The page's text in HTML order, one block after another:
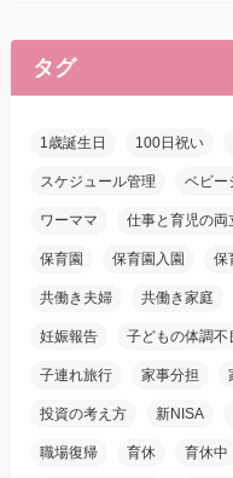
タグ
1歳誕生日 100日祝い
スケジュール管理 ベビー
ワーママ 仕事と育児の両
保育園 保育園入園 保
共働き夫婦 共働き家庭
妊娠報告 子どもの体調不
子連れ旅行 家事分担
投資の考え方 新NISA
職場復帰 育休 育休中